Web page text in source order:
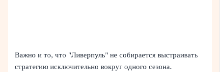
Важно и то, что "Ливерпуль" не собирается выстраивать
стратегию исключительно вокруг одного сезона.